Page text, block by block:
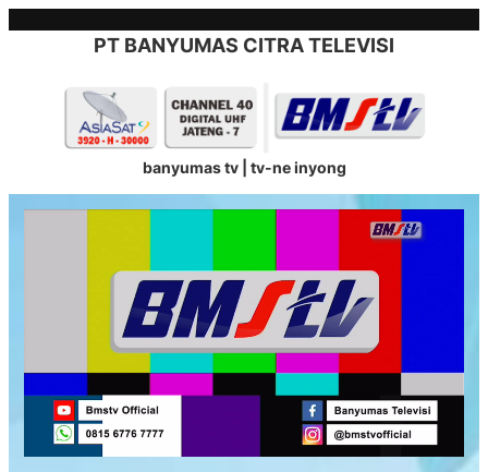
PT BANYUMAS CITRA TELEVISI
banyumas tv | tv-ne inyong
UnmuteStream